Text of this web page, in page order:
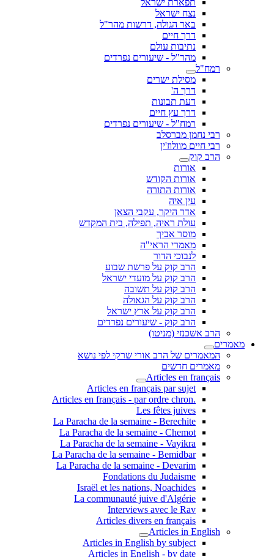
תפארת ישראל
נצח ישראל
באר הגולה, דרשות מהר"ל
דרך חיים
נתיבות עולם
מהר"ל - שיעורים נפרדים
רמח"ל
מסילת ישרים
דרך ה'
דעת תבונות
דרך עץ חיים
רמח"ל - שיעורים נפרדים
רבי נחמן מברסלב
רבי חיים מוולוז'ין
הרב קוק
אורות
אורות הקודש
אורות התורה
עין איה
אדר היקר, עקבי הצאן
עולת ראיה, תפילה, בית המקדש
מוסר אביך
מאמרי הראי"ה
לנבוכי הדור
הרב קוק על פרשת שבוע
הרב קוק על מועדי ישראל
הרב קוק על תשובה
הרב קוק על הגאולה
הרב קוק על ארץ ישראל
הרב קוק - שיעורים נפרדים
הרב אשכנזי (מניטו)
מאמרים
המאמרים של הרב אורי שרקי לפי נושא
מאמרים חדשים
Articles en français
Articles en français par sujet
.Articles en français - par ordre chron
Les fêtes juives
La Paracha de la semaine - Berechite
La Paracha de la semaine - Chemot
La Paracha de la semaine - Vayikra
La Paracha de la semaine - Bemidbar
La Paracha de la semaine - Devarim
Fondations du Judaisme
Israël et les nations, Noachides
La communauté juive d'Algérie
Interviews avec le Rav
Articles divers en français
Articles in English
Articles in English by subject
Articles in English - by date